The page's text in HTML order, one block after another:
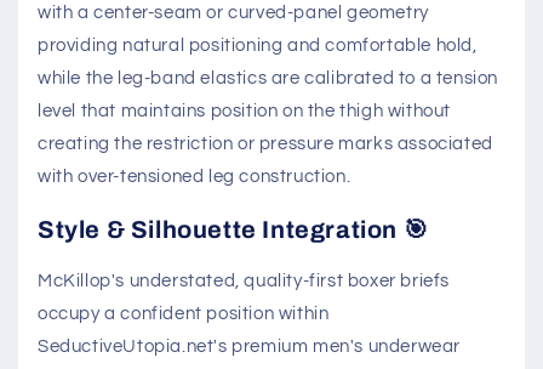
with a center-seam or curved-panel geometry
providing natural positioning and comfortable hold,
while the leg-band elastics are calibrated to a tension
level that maintains position on the thigh without
creating the restriction or pressure marks associated
with over-tensioned leg construction.
Style & Silhouette Integration 🎯
McKillop's understated, quality-first boxer briefs
occupy a confident position within
SeductiveUtopia.net's premium men's underwear